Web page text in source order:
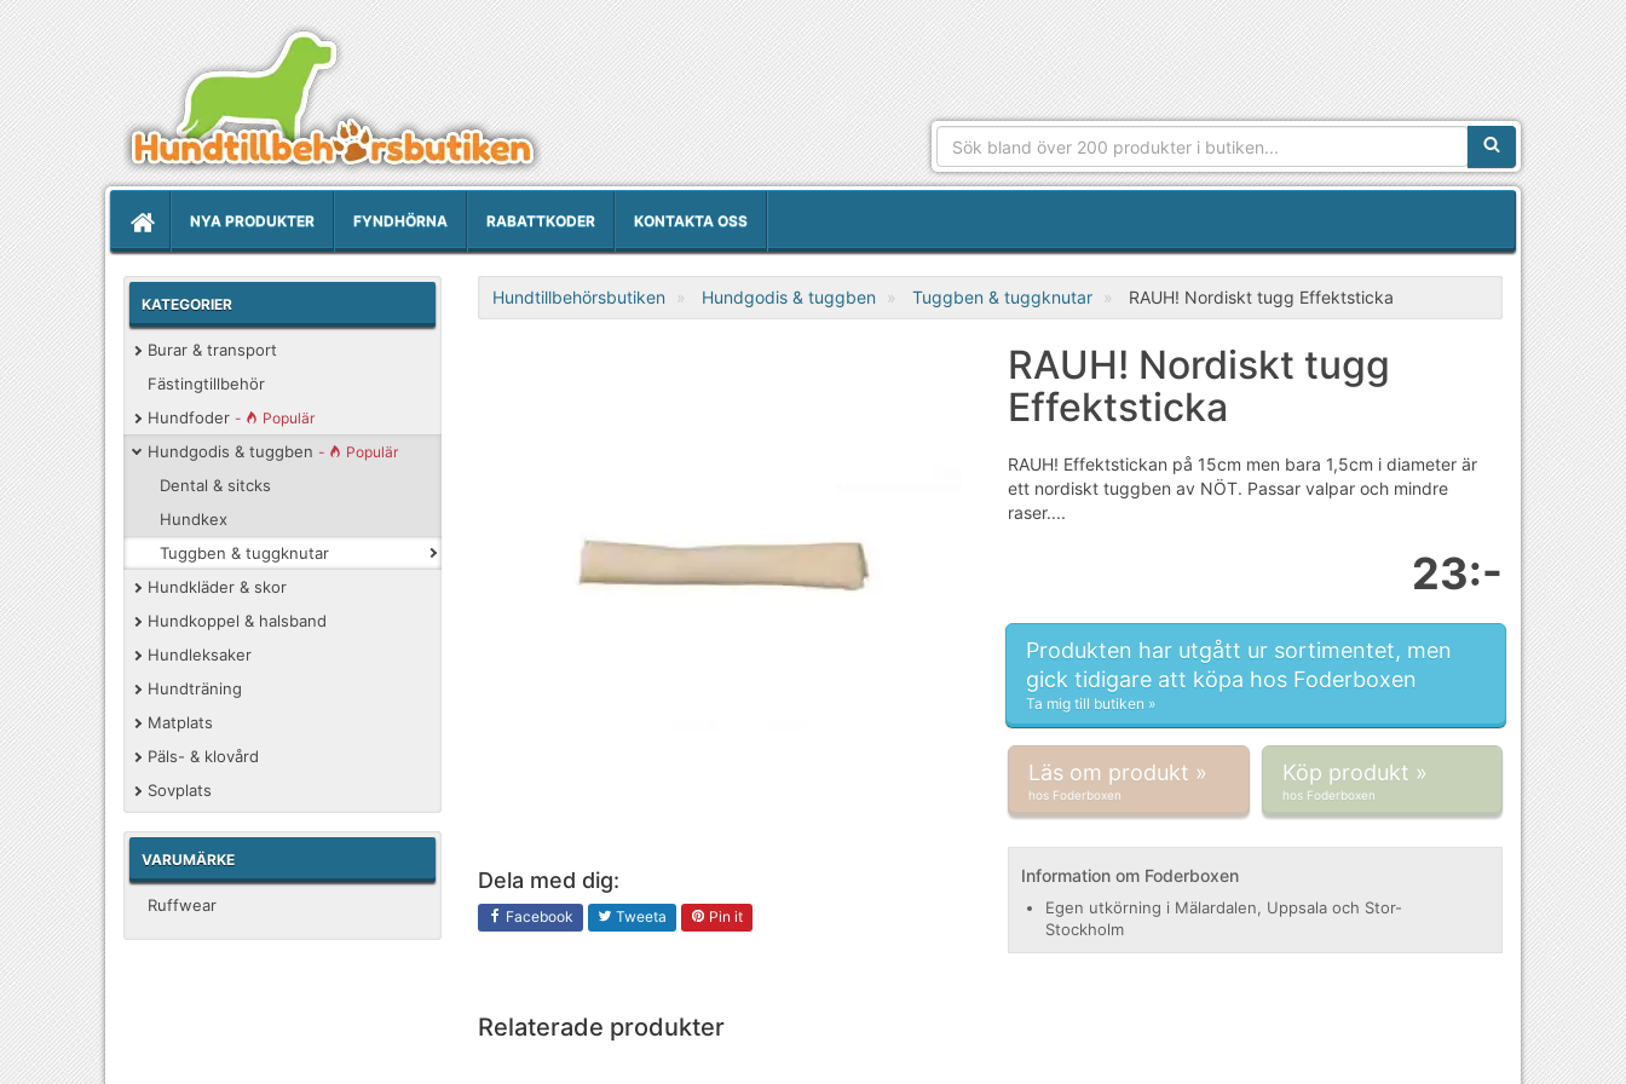
Sökfras:
NYA PRODUKTER FYNDHÖRNA RABATTKODER KONTAKTA OSS
KATEGORIER
Burar & transport
Fästingtillbehör
Hundfoder - Populär
Hundgodis & tuggben - Populär
Dental & sitcks
Hundkex
Tuggben & tuggknutar
Hundkläder & skor
Hundkoppel & halsband
Hundleksaker
Hundträning
Matplats
Päls- & klovård
Sovplats
VARUMÄRKE
Ruffwear
Hundtillbehörsbutiken Hundgodis & tuggben Tuggben & tuggknutar RAUH! Nordiskt tugg Effektsticka
Dela med dig:
Facebook Tweeta Pin it
RAUH! Nordiskt tugg
Effektsticka
RAUH! Effektstickan på 15cm men bara 1,5cm i diameter är
ett nordiskt tuggben av NÖT. Passar valpar och mindre
raser....
23:-
Produkten har utgått ur sortimentet, men
gick tidigare att köpa hos Foderboxen
Ta mig till butiken »
Läs om produkt »
hos Foderboxen
Köp produkt »
hos Foderboxen
Information om Foderboxen
Egen utkörning i Mälardalen, Uppsala och Stor-
Stockholm
Relaterade produkter